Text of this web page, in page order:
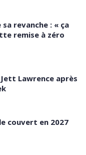
revanche : « ça
remise à zéro
Lawrence après
couvert en 2027